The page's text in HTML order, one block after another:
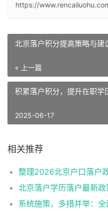
https://
北京落户积分提高策略与建
« 上一篇
积累落户积分，提升在职学
2025-06-17
相关推荐
北京落户学历落户最新